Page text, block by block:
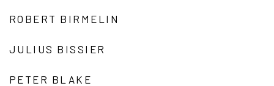
ROBERT BIRMELIN
JULIUS BISSIER
PETER BLAKE